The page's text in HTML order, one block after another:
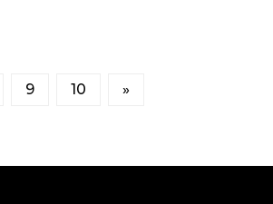
9 10 »